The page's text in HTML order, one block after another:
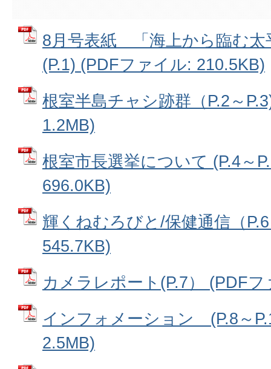
8月号表紙 「海上から臨む太
(P.1) (PDFファイル: 210.5KB)
根室半島チャシ跡群（P.2～
1.2MB)
根室市長選挙について (P.4～
696.0KB)
輝くねむろびと/保健通信（
545.7KB)
カメラレポート(P.7） (PDF
インフォメーション (P.8～
2.5MB)